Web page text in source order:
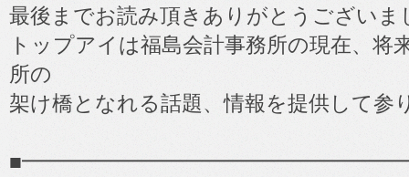
最後までお読み頂きありがとうございま
トップアイは福島会計事務所の現在、将
所の
架け橋となれる話題、情報を提供して参